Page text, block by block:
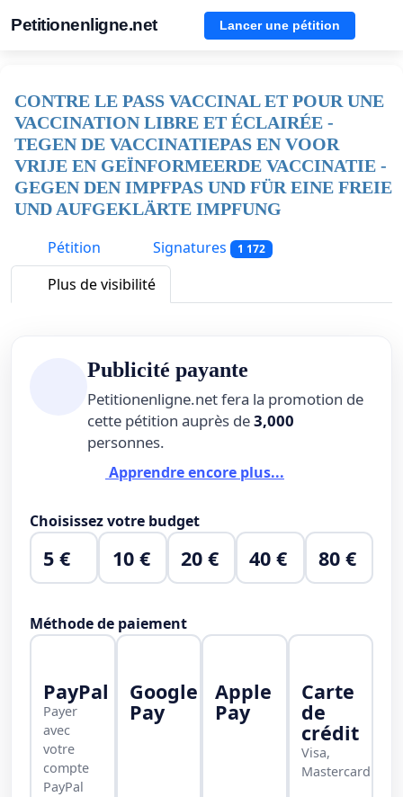
Petitionenligne.net Lancer une pétition
CONTRE LE PASS VACCINAL ET POUR UNE
VACCINATION LIBRE ET ÉCLAIRÉE -
TEGEN DE VACCINATIEPAS EN VOOR
VRIJE EN GEÏNFORMEERDE VACCINATIE -
GEGEN DEN IMPFPAS UND FÜR EINE FREIE
UND AUFGEKLÄRTE IMPFUNG
Pétition
Signatures 1 172
Plus de visibilité
Publicité payante
Petitionenligne.net fera la promotion de
cette pétition auprès de3,000
personnes.
Apprendre encore plus...
Choisissez votre budget
5 € 10 € 20 € 40 € 80 €
Méthode de paiement
PayPal
Payer
avec
votre
compte
PayPal
Google
Pay
Apple
Pay
Carte
de
crédit
Visa,
Mastercard